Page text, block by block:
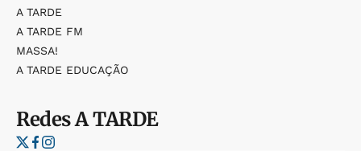
A TARDE
A TARDE FM
MASSA!
A TARDE EDUCAÇÃO
RedesA TARDE